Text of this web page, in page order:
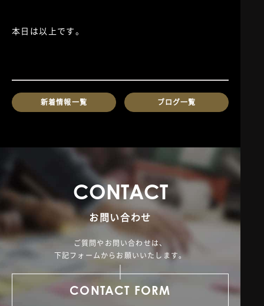
本日は以上です。
新着情報一覧 ブログ一覧
CONTACT
お問い合わせ
ご質問やお問い合わせは、
下記フォームからお願いいたします。
CONTACT FORM